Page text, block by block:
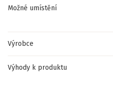
Možné umístění
Výrobce
Výhody k produktu